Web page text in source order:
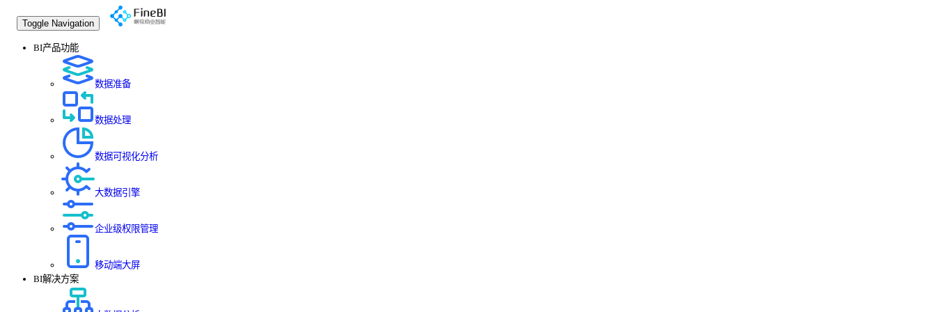
Toggle Navigation
BI产品功能
数据准备
数据处理
数据可视化分析
大数据引擎
企业级权限管理
移动端大屏
BI解决方案